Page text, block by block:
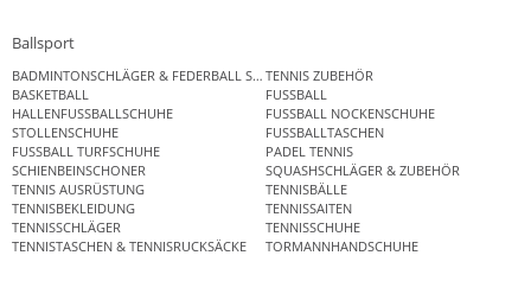
Ballsport
BADMINTONSCHLÄGER & FEDERBALL SETSTENNIS ZUBEHÖR
BASKETBALL
FUSSBALL
HALLENFUSSBALLSCHUHE
FUSSBALL NOCKENSCHUHE
STOLLENSCHUHE
FUSSBALLTASCHEN
FUSSBALL TURFSCHUHE
PADEL TENNIS
SCHIENBEINSCHONER
SQUASHSCHLÄGER & ZUBEHÖR
TENNIS AUSRÜSTUNG
TENNISBÄLLE
TENNISBEKLEIDUNG
TENNISSAITEN
TENNISSCHLÄGER
TENNISSCHUHE
TENNISTASCHEN & TENNISRUCKSÄCKE
TORMANNHANDSCHUHE